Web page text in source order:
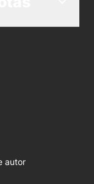
autor